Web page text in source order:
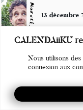
CALENDAiiKU
Nous utilisons
connexion aux
Marcel_FREEDOM 13 décembre
L'NEMI A C
C D'HET
2KPDP